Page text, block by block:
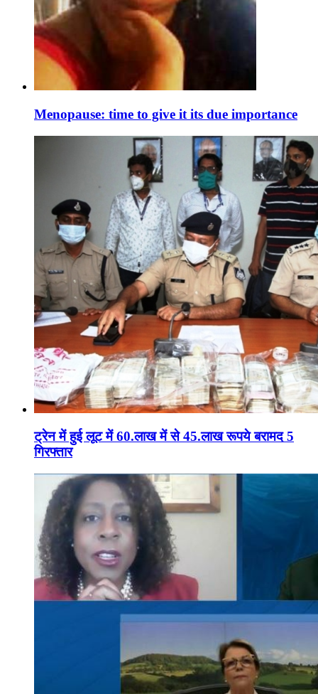
Menopause: time to give it its due importance
ट्रेन में हुई लूट में 60.लाख में से 45.लाख रूपये बरामद 5
गिरफ्तार